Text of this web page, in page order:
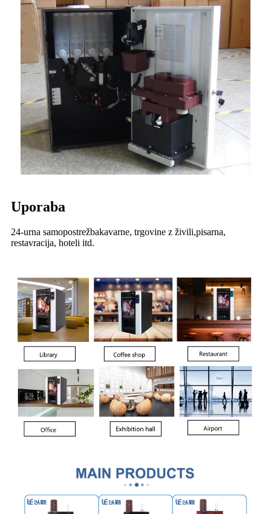
Uporaba
24-urna samopostrežbakavarne, trgovine z živili,pisarna,
restavracija, hoteli itd.